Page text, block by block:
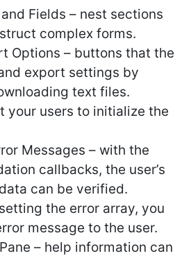
Fields – nest sections
complex forms.
Options – buttons that the
export settings by
text files.
your users to initialize the
Messages – with the
callbacks, the user’s
can be verified.
the error array, you
message to the user.
– help information can